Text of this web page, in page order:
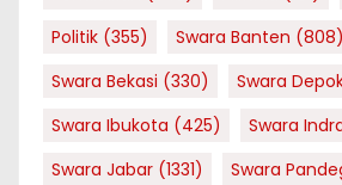
Politik (355) Swara Banten (808)
Swara Bekasi (330) Swara
Swara Ibukota (425) Swara
Swara Jabar (1331) Swara